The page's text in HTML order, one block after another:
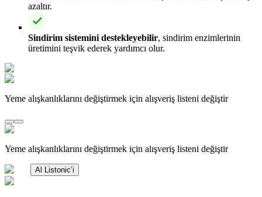
azaltır.
Sindirim sistemini destekleyebilir, sindirim enzimlerinin
üretimini teşvik ederek yardımcı olur.
Yeme alışkanlıklarını değiştirmek için alışveriş listeni değiştir
Yeme alışkanlıklarını değiştirmek için alışveriş listeni değiştir
Al Listonic’i